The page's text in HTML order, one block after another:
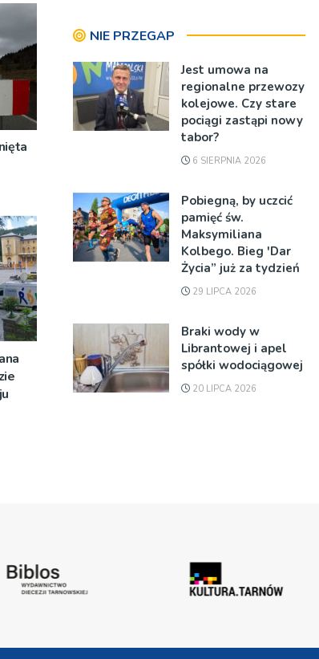
NIE PRZEGAP
Jest umowa na
regionalne przewozy
kolejowe. Czy stare
pociągi zastąpi nowy
tabor?
6 SIERPNIA 2026
Pobiegną, by uczcić
pamięć św.
Maksymiliana
Kolbego. Bieg 'Dar
Życia” już za tydzień
29 LIPCA 2026
Braki wody w
Librantowej i apel
spółki wodociągowej
20 LIPCA 2026